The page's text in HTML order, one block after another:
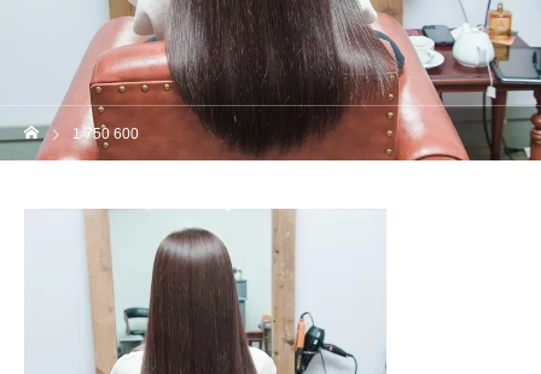
1 750 600